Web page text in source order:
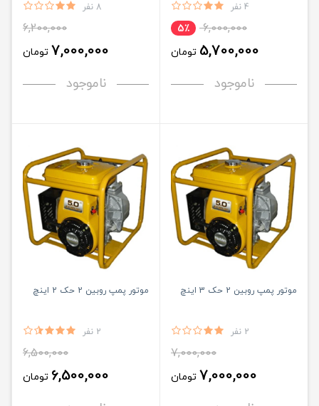
4 نفر
6,000,000 5٪
5,700,000 تومان
ناموجود
8 نفر
6,200,000
7,000,000 تومان
ناموجود
موتور پمپ روبین 2 حک 3 اینچ
2 نفر
7,000,000
7,000,000 تومان
موتور پمپ روبین 2 حک 2 اینچ
2 نفر
6,500,000
6,500,000 تومان